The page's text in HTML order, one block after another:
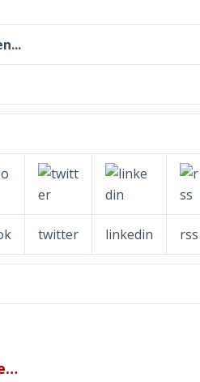
twitter linkedin rss